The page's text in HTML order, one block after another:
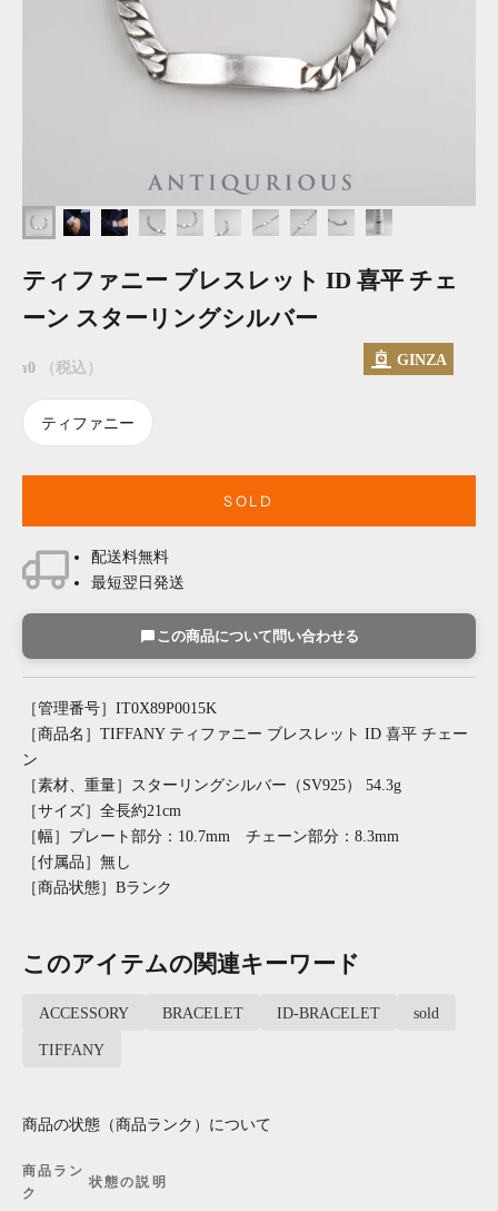
ティファニー ブレスレット ID 喜平 チェ
ーン スターリングシルバー
セール価格
¥0 （税込） GINZA
ティファニー
SOLD
配送料無料
最短翌日発送
この商品について問い合わせる
［管理番号］IT0X89P0015K
［商品名］TIFFANY ティファニー ブレスレット ID 喜平 チェー
ン
［素材、重量］スターリングシルバー（SV925） 54.3g
［サイズ］全長約21cm
［幅］プレート部分：10.7mm チェーン部分：8.3mm
［付属品］無し
［商品状態］Bランク
このアイテムの関連キーワード
ACCESSORY BRACELET ID-BRACELET sold
TIFFANY
商品の状態（商品ランク）について
商品ラン
ク
状態の説明